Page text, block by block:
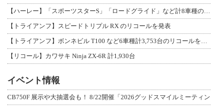
【トライアンフ】スピードトリプル RX のリコールを発表
【リコール】カワサキ Ninja ZX-6R 計1,930台
イベント情報
CB750F 展示や大抽選会も！ 8/22開催「2026グッドスマイルミーティン